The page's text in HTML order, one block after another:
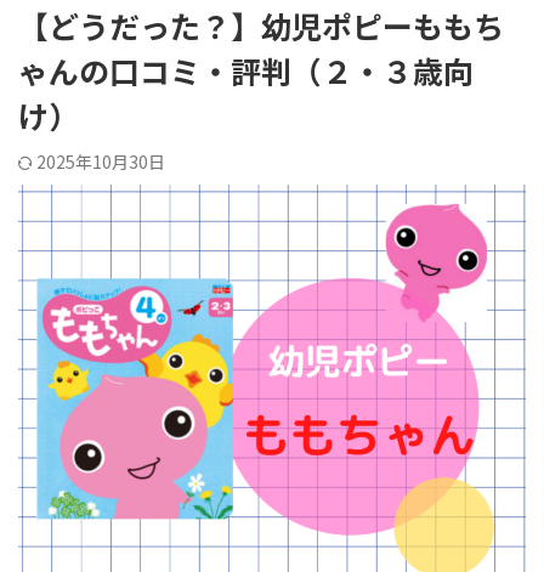
【どうだった？】幼児ポピーももち
ゃんの口コミ・評判（２・３歳向
け）
2025年10月30日